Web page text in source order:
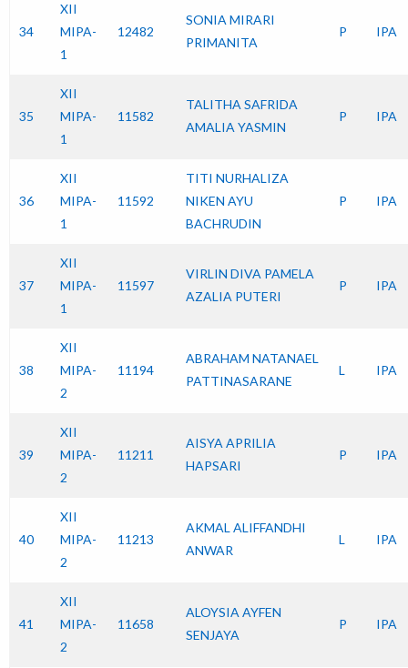
34
XII
MIPA-
1
12482
SONIA MIRARI
PRIMANITA
P IPA
35
XII
MIPA-
1
11582
TALITHA SAFRIDA
AMALIA YASMIN
P IPA
36
XII
MIPA-
1
11592
TITI NURHALIZA
NIKEN AYU
BACHRUDIN
P IPA
37
XII
MIPA-
1
11597
VIRLIN DIVA PAMELA
AZALIA PUTERI
P IPA
38
XII
MIPA-
2
11194
ABRAHAM NATANAEL
PATTINASARANE
L IPA
39
XII
MIPA-
2
11211
AISYA APRILIA
HAPSARI
P IPA
40
XII
MIPA-
2
11213
AKMAL ALIFFANDHI
ANWAR
L IPA
41
XII
MIPA-
2
11658
ALOYSIA AYFEN
SENJAYA
P IPA